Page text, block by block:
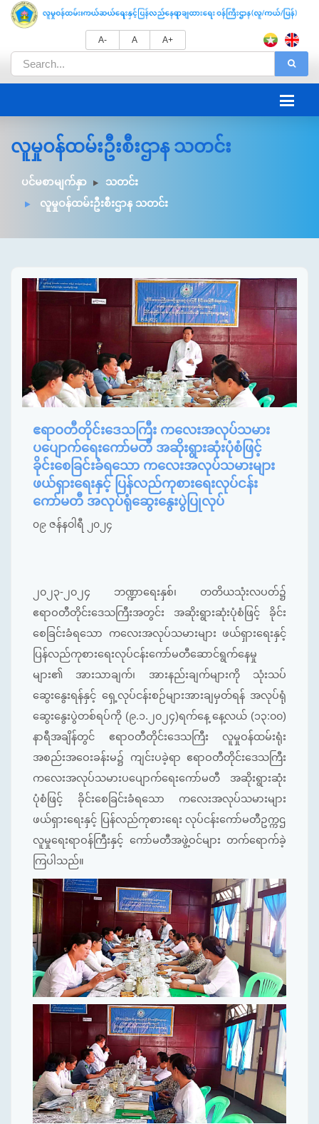
A- A A+
လူမှုဝန်ထမ်းဦးစီးဌာန သတင်း
ပင်မစာမျက်နှာ
သတင်း
လူမှုဝန်ထမ်းဦးစီးဌာန သတင်း
ဧရာဝတီတိုင်းဒေသကြီး ကလေးအလုပ်သမား
ပပျောက်ရေးကော်မတီ အဆိုးရွားဆုံးပုံစံဖြင့်
ခိုင်းစေခြင်းခံရသော ကလေးအလုပ်သမားများ
ဖယ်ရှားရေးနှင့် ပြန်လည်ကုစားရေးလုပ်ငန်း
ကော်မတီ အလုပ်ရုံဆွေးနွေးပွဲပြုလုပ်
၀၉ ဇန်နဝါရီ ၂၀၂၄
၂၀၂၃-၂၀၂၄ ဘဏ္ဍာရေးနှစ်၊ တတိယသုံးလပတ်၌
ဧရာဝတီတိုင်းဒေသကြီးအတွင်း အဆိုးရွားဆုံးပုံစံဖြင့် ခိုင်း
စေခြင်းခံရသော ကလေးအလုပ်သမားများ ဖယ်ရှားရေးနှင့်
ပြန်လည်ကုစားရေးလုပ်ငန်းကော်မတီဆောင်ရွက်နေမှု
များ၏ အားသာချက်၊ အားနည်းချက်များကို သုံးသပ်
ဆွေးနွေးရန်နှင့် ရှေ့လုပ်ငန်းစဉ်များအားချမှတ်ရန် အလုပ်ရုံ
ဆွေးနွေးပွဲတစ်ရပ်ကို (၉.၁.၂၀၂၄)ရက်နေ့ နေ့လယ် (၁၃:၀၀)
နာရီအချိန်တွင် ဧရာဝတီတိုင်းဒေသကြီး လူမှုဝန်ထမ်းရုံး
အစည်းအဝေးခန်းမ၌ ကျင်းပခဲ့ရာ ဧရာဝတီတိုင်းဒေသကြီး
ကလေးအလုပ်သမားပပျောက်ရေးကော်မတီ အဆိုးရွားဆုံး
ပုံစံဖြင့် ခိုင်းစေခြင်းခံရသော ကလေးအလုပ်သမားများ
ဖယ်ရှားရေးနှင့် ပြန်လည်ကုစားရေး လုပ်ငန်းကော်မတီဥက္ကဌ
လူမှုရေးရာဝန်ကြီးနှင့် ကော်မတီအဖွဲ့ဝင်များ တက်ရောက်ခဲ့
ကြပါသည်။